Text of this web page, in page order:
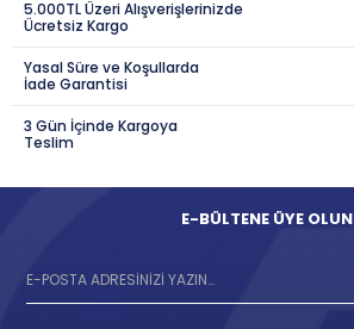
5.000TL Üzeri Alışverişlerinizde
Ücretsiz Kargo
Yasal Süre ve Koşullarda
İade Garantisi
3 Gün İçinde Kargoya
Teslim
E-BÜLTENE ÜYE OLUN